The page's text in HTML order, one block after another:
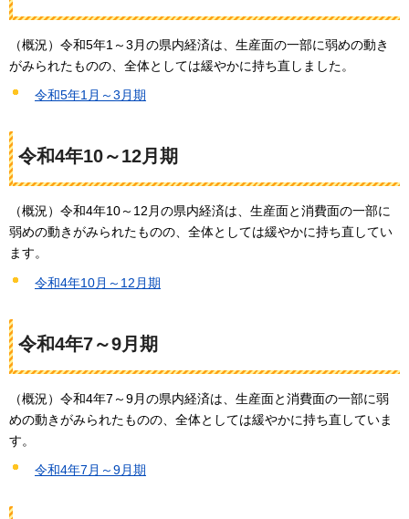
（概況）令和5年1～3月の県内経済は、生産面の一部に弱めの動き
がみられたものの、全体としては緩やかに持ち直しました。
令和5年1月～3月期
令和4年10～12月期
（概況）令和4年10～12月の県内経済は、生産面と消費面の一部に
弱めの動きがみられたものの、全体としては緩やかに持ち直してい
ます。
令和4年10月～12月期
令和4年7～9月期
（概況）令和4年7～9月の県内経済は、生産面と消費面の一部に弱
めの動きがみられたものの、全体としては緩やかに持ち直していま
す。
令和4年7月～9月期